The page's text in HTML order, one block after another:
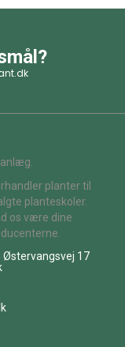
planter til
planteskoler.
os være dine
Østervangsvej 17